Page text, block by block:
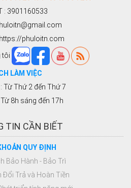
: 3901160533
phuloitn.com
tôi
LÀM VIỆC
Từ Thứ 2 đến Thứ 7
8h sáng đến 17h
TIN CẦN BIẾT
QUY ĐỊNH
Bảo Hành - Bảo Trì
Đổi Trả và Hoàn Tiền